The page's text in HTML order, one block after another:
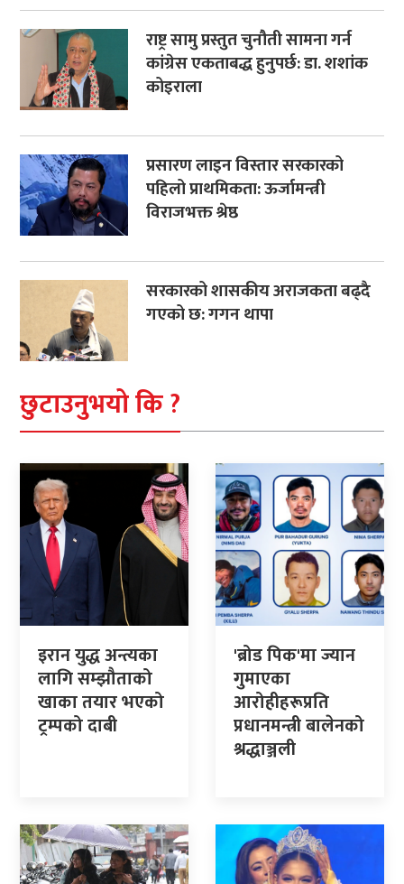
राष्ट्र सामु प्रस्तुत चुनौती सामना गर्न
कांग्रेस एकताबद्ध हुनुपर्छ: डा. शशांक
कोइराला
प्रसारण लाइन विस्तार सरकारको
पहिलो प्राथमिकता: ऊर्जामन्त्री
विराजभक्त श्रेष्ठ
सरकारको शासकीय अराजकता बढ्दै
गएको छ: गगन थापा
छुटाउनुभयो कि ?
इरान युद्ध अन्त्यका
लागि सम्झौताको
खाका तयार भएको
ट्रम्पको दाबी
'ब्रोड पिक'मा ज्यान
गुमाएका
आरोहीहरूप्रति
प्रधानमन्त्री बालेनको
श्रद्धाञ्जली